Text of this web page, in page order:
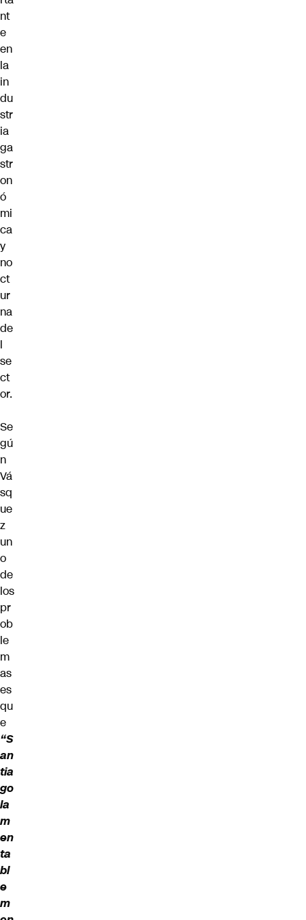
nt
e
en
la
in
du
str
ia
ga
str
on
ó
mi
ca
y
no
ct
ur
na
de
l
se
ct
or.
Se
gú
n
Vá
sq
ue
z
un
o
de
los
pr
ob
le
m
as
es
qu
e
“S
an
tia
go
la
m
en
ta
bl
e
m